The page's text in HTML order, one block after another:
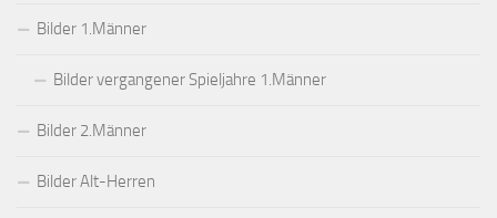
Bilder 1.Männer
Bilder vergangener Spieljahre 1.Männer
Bilder 2.Männer
Bilder Alt-Herren